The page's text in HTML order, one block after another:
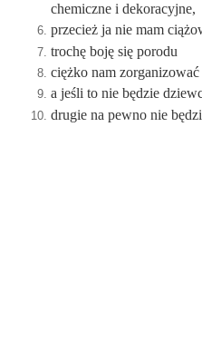
chemiczne i dekoracyjne,
przecież ja nie mam
trochę boję się porodu
ciężko nam
a jeśli to nie będzie
drugie na pewno nie